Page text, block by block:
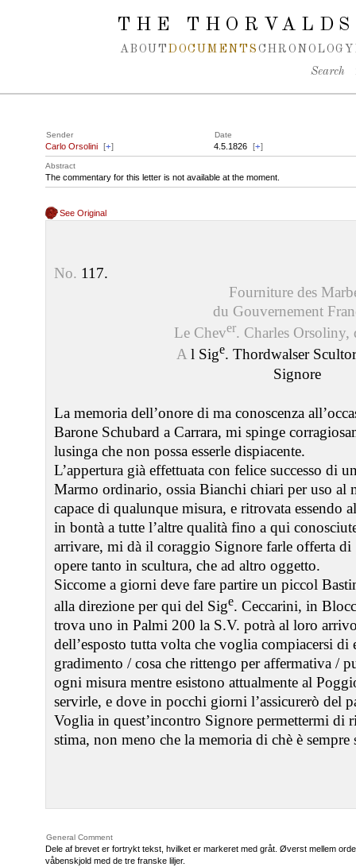
Spring navigation over
THE
ABOUT DOCUMENTS CHRONOLOGY
Search
Sender Date
Carlo Orsolini [+] 4.5.1826 [+]
Abstract
The commentary for this letter is not available at the moment.
See Original
No. 117.
Fourniture des
du Gouvernement
Le Chever. Charles Orsoliny,
Al Sige. Thordwalser
Signore
La memoria dell’onore di ma conoscenza
Barone Schubard a Carrara, mi spinge
lusinga che non possa esserle dispiacente.
L’appertura già effettuata con felice successo di
Marmo ordinario, ossia Bianchi chiari per uso al
capace di qualunque misura, e ritrovata essendo
in bontà a tutte l’altre qualità fino a qui
arrivare, mi dà il coraggio Signore farle offerta
opere tanto in scultura, che ad altro oggetto.
Siccome a giorni deve fare partire un piccol
alla direzione per qui del Sige. Ceccarini, in
trova uno in Palmi 200 la S.V. potrà al loro
dell’esposto tutta volta che voglia compiacersi di
gradimento / cosa che rittengo per affermativa /
ogni misura mentre esistono attualmente al
servirle, e dove in pocchi giorni l’assicurerò del
Voglia in quest’incontro Signore permettermi di
stima, non meno che la memoria di chè è sempre
General Comment
Dele af brevet er fortrykt tekst, hvilket er markeret med gråt. Øverst mellem
våbenskjold med de tre franske liljer.